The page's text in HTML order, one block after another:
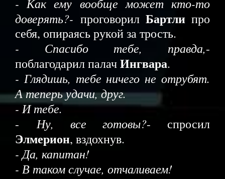
доверять?- проговорил Бартли про
себя, опираясь рукой за трость.
- Спасибо тебе, правда,-
поблагодарил палачИнгвара.
- Глядишь, тебе ничего не отрубят.
А теперь удачи, друг.
- И тебе.
- Ну, все готовы?- спросил
Элмерион, вздохнув.
- Да, капитан!
- В таком случае, отчаливаем!